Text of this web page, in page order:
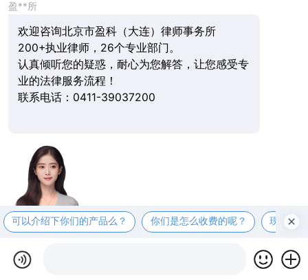
盈**所
欢迎咨询北京市盈科（大连）律师事务所
200+执业律师，26个专业部门。
认真倾听您的疑惑，耐心为您解答，让您感受专
业的法律服务流程！
联系电话：0411-39037200
可以介绍下你们的产品么？ 你们是怎么收费的呢？ 现在有